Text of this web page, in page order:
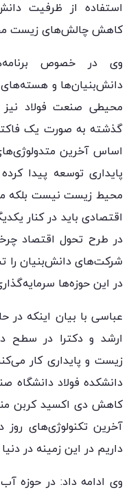
استفاده از ظرفیت
کاهش چالش‌های زیست
وی در خصوص
دانش‌بنیان‌ها و
محیطی صنعت فولاد نیز
گذشته به صورت یک
اساس آخرین
پایداری توسعه پیدا
محیط زیست نیست بلکه
اقتصادی باید در کنار
در طرح تحول اقتصاد
شرکت‌های دانش‌بنیان را
در این حوزه‌ها
عباسی با بیان اینکه در
ارشد و دکترا در سطح
زیست و پایداری کار
دانشکده فولاد دانشگاه
کاهش دی اکسید کربن
آخرین تکنولوژی‌های
داریم در این زمینه در
وی ادامه داد: در حوزه